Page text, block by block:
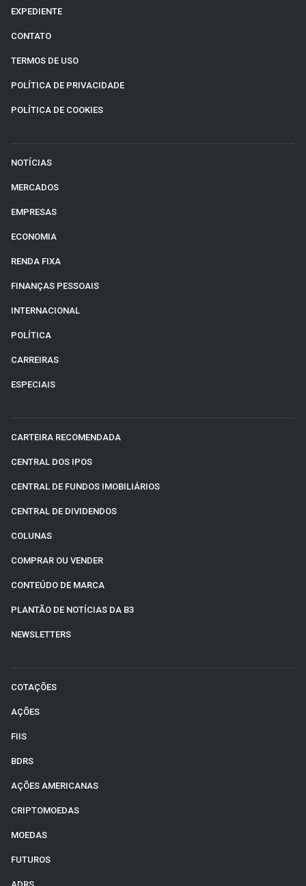
EXPEDIENTE
CONTATO
TERMOS DE USO
POLÍTICA DE PRIVACIDADE
POLÍTICA DE COOKIES
NOTÍCIAS
MERCADOS
EMPRESAS
ECONOMIA
RENDA FIXA
FINANÇAS PESSOAIS
INTERNACIONAL
POLÍTICA
CARREIRAS
ESPECIAIS
CARTEIRA RECOMENDADA
CENTRAL DOS IPOS
CENTRAL DE FUNDOS IMOBILIÁRIOS
CENTRAL DE DIVIDENDOS
COLUNAS
COMPRAR OU VENDER
CONTEÚDO DE MARCA
PLANTÃO DE NOTÍCIAS DA B3
NEWSLETTERS
COTAÇÕES
AÇÕES
FIIS
BDRS
AÇÕES AMERICANAS
CRIPTOMOEDAS
MOEDAS
FUTUROS